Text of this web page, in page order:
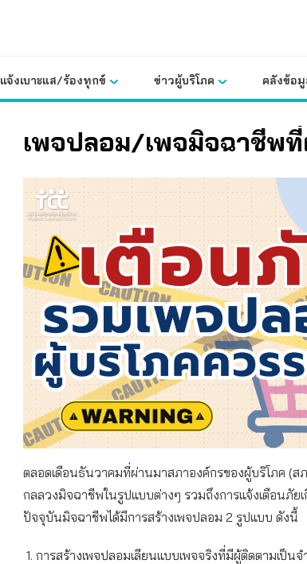
แจ้งเบาะแส/ร้องทุกข์ ข่าวผู้บริโภค คลังข้อ
เพจปลอม/เพจมิจฉาชีพที่
ตลอดเดือนธันวาคมที่ผ่านมาสภาองค์กรของผู้บริโภค (ส
กลลวงมิจฉาชีพในรูปแบบต่างๆ รวมถึงการแจ้งเตือนภัย
ปัจจุบันมิจฉาชีพได้มีการสร้างเพจปลอม 2 รูปแบบ ดังนี้
การสร้างเพจปลอมเลียนแบบเพจจริงที่มีผู้ติดตามเป็น